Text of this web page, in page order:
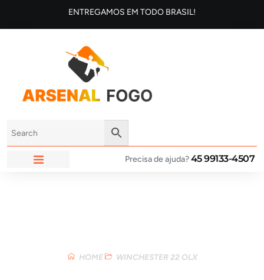
ENTREGAMOS EM TODO BRASIL!
Precisa de ajuda?45 99133-4507
HOME WINCHESTER 22 OLX